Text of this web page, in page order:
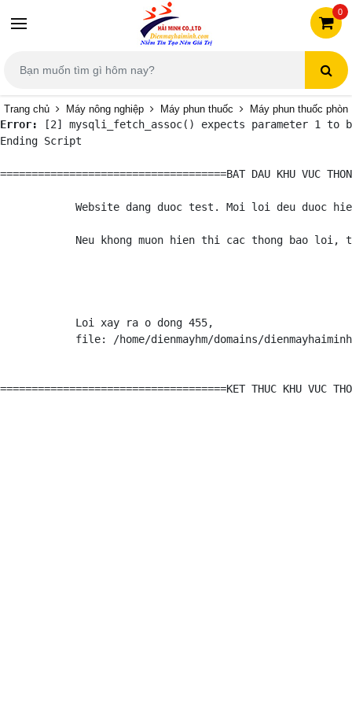
0
Trang chủ Máy nông nghiệp Máy phun thuốc Máy phun thuốc
Error:
[2] mysqli_fetch_assoc() expects parameter 1 to
Ending Script
====================================BAT DAU KHU VUC
Website dang duoc test. Moi loi deu duoc
Neu khong muon hien thi cac thong bao loi,
            Loi xay ra o dong 455,
file: /home/dienmayhm/domains/
====================================KET THUC KHU VUC